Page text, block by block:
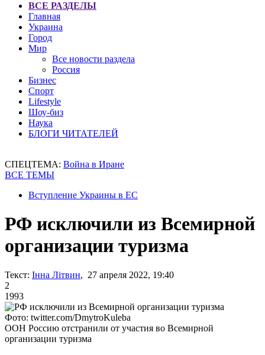
ВСЕ РАЗДЕЛЫ
Главная
Украина
Город
Мир
Все новости раздела
Россия
Бизнес
Спорт
Lifestyle
Шоу-биз
Наука
БЛОГИ ЧИТАТЕЛЕЙ
СПЕЦТЕМА: Война в Иране
ВСЕ ТЕМЫ
Вступление Украины в ЕС
РФ исключили из Всемирной
организации туризма
Текст: Інна Літвин, 27 апреля 2022, 19:40
2
1993
Фото: twitter.com/DmytroKuleba
ООН Россию отстранили от участия во Всемирной
организации туризма